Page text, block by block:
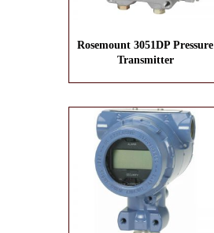
Rosemount 3051DP Pressure
Transmitter